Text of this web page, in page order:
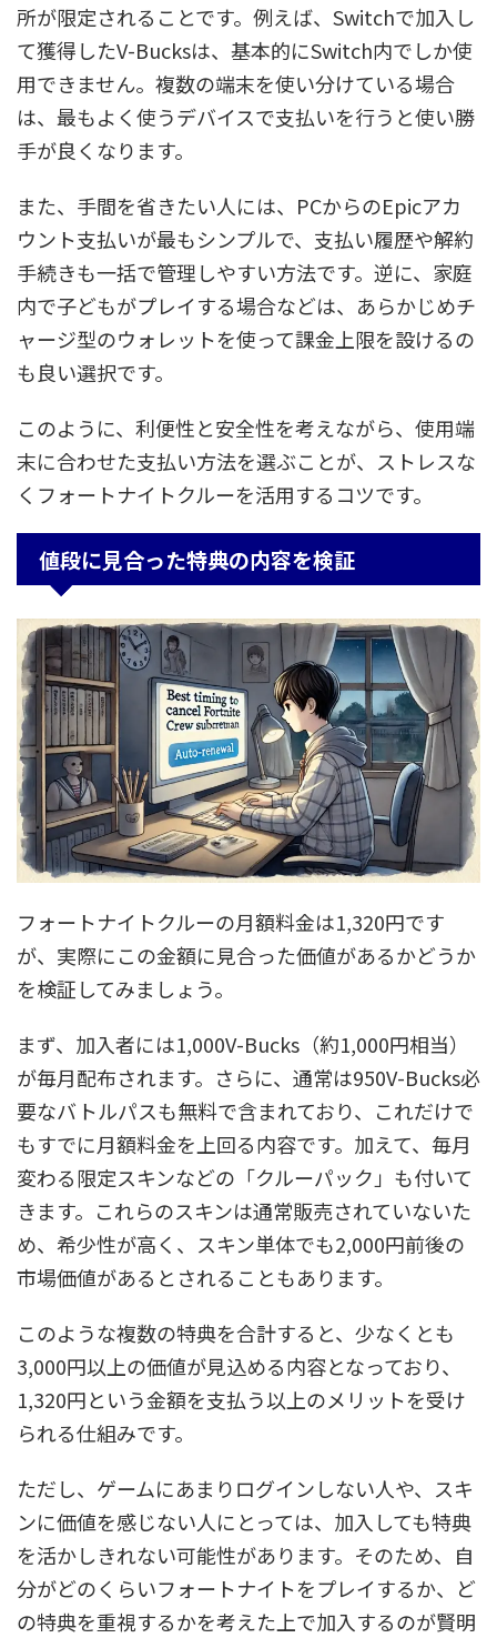
所が限定されることです。例えば、Switchで加入し
て獲得したV-Bucksは、基本的にSwitch内でしか使
用できません。複数の端末を使い分けている場合
は、最もよく使うデバイスで支払いを行うと使い勝
手が良くなります。
また、手間を省きたい人には、PCからのEpicアカ
ウント支払いが最もシンプルで、支払い履歴や解約
手続きも一括で管理しやすい方法です。逆に、家庭
内で子どもがプレイする場合などは、あらかじめチ
ャージ型のウォレットを使って課金上限を設けるの
も良い選択です。
このように、利便性と安全性を考えながら、使用端
末に合わせた支払い方法を選ぶことが、ストレスな
くフォートナイトクルーを活用するコツです。
値段に見合った特典の内容を検証
フォートナイトクルーの月額料金は1,320円です
が、実際にこの金額に見合った価値があるかどうか
を検証してみましょう。
まず、加入者には1,000V-Bucks（約1,000円相当）
が毎月配布されます。さらに、通常は950V-Bucks必
要なバトルパスも無料で含まれており、これだけで
もすでに月額料金を上回る内容です。加えて、毎月
変わる限定スキンなどの「クルーパック」も付いて
きます。これらのスキンは通常販売されていないた
め、希少性が高く、スキン単体でも2,000円前後の
市場価値があるとされることもあります。
このような複数の特典を合計すると、少なくとも
3,000円以上の価値が見込める内容となっており、
1,320円という金額を支払う以上のメリットを受け
られる仕組みです。
ただし、ゲームにあまりログインしない人や、スキ
ンに価値を感じない人にとっては、加入しても特典
を活かしきれない可能性があります。そのため、自
分がどのくらいフォートナイトをプレイするか、ど
の特典を重視するかを考えた上で加入するのが賢明